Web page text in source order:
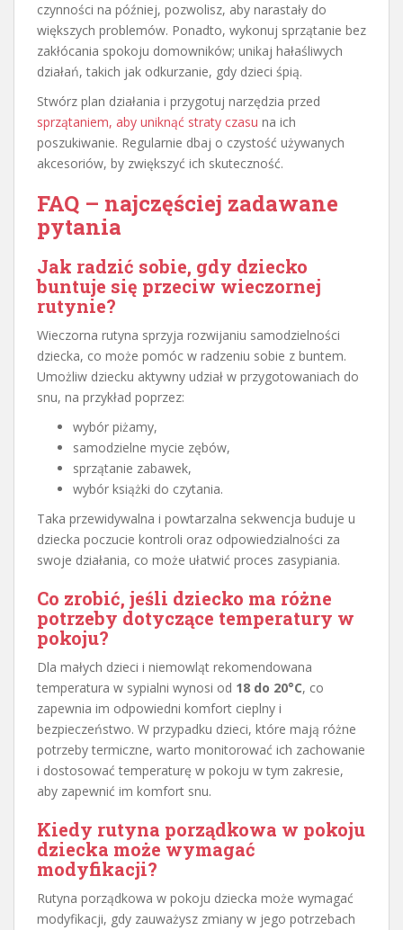
czynności na później, pozwolisz, aby narastały do
większych problemów. Ponadto, wykonuj sprzątanie bez
zakłócania spokoju domowników; unikaj hałaśliwych
działań, takich jak odkurzanie, gdy dzieci śpią.
Stwórz plan działania i przygotuj narzędzia przed
sprzątaniem, aby uniknąć straty czasu na ich
poszukiwanie. Regularnie dbaj o czystość używanych
akcesoriów, by zwiększyć ich skuteczność.
FAQ – najczęściej zadawane
pytania
Jak radzić sobie, gdy dziecko
buntuje się przeciw wieczornej
rutynie?
Wieczorna rutyna sprzyja rozwijaniu samodzielności
dziecka, co może pomóc w radzeniu sobie z buntem.
Umożliw dziecku aktywny udział w przygotowaniach do
snu, na przykład poprzez:
wybór piżamy,
samodzielne mycie zębów,
sprzątanie zabawek,
wybór książki do czytania.
Taka przewidywalna i powtarzalna sekwencja buduje u
dziecka poczucie kontroli oraz odpowiedzialności za
swoje działania, co może ułatwić proces zasypiania.
Co zrobić, jeśli dziecko ma różne
potrzeby dotyczące temperatury w
pokoju?
Dla małych dzieci i niemowląt rekomendowana
temperatura w sypialni wynosi od 18 do 20°C, co
zapewnia im odpowiedni komfort cieplny i
bezpieczeństwo. W przypadku dzieci, które mają różne
potrzeby termiczne, warto monitorować ich zachowanie
i dostosować temperaturę w pokoju w tym zakresie,
aby zapewnić im komfort snu.
Kiedy rutyna porządkowa w pokoju
dziecka może wymagać
modyfikacji?
Rutyna porządkowa w pokoju dziecka może wymagać
modyfikacji, gdy zauważysz zmiany w jego potrzebach